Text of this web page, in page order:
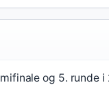
og 5. runde